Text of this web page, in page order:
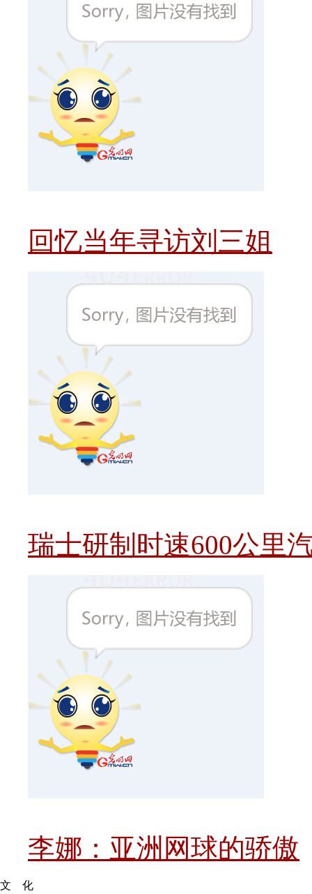
回忆当年寻访刘三姐
瑞士研制时速600公里
李娜：亚洲网球的骄傲
文 化